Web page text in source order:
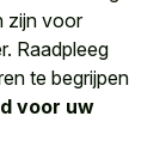
zijn voor
Raadpleeg
te begrijpen
voor uw